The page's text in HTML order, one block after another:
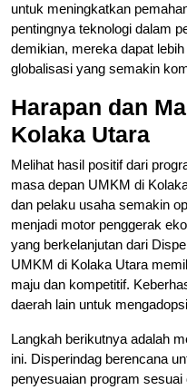
untuk meningkatkan
pentingnya teknologi dalam
demikian, mereka dapat
globalisasi yang semakin
Harapan dan
Kolaka Utara
Melihat hasil positif dari
masa depan UMKM di
dan pelaku usaha semakin
menjadi motor penggerak
yang berkelanjutan dari
UMKM di Kolaka Utara
maju dan kompetitif.
daerah lain untuk
Langkah berikutnya adalah
ini. Disperindag berencana
penyesuaian program